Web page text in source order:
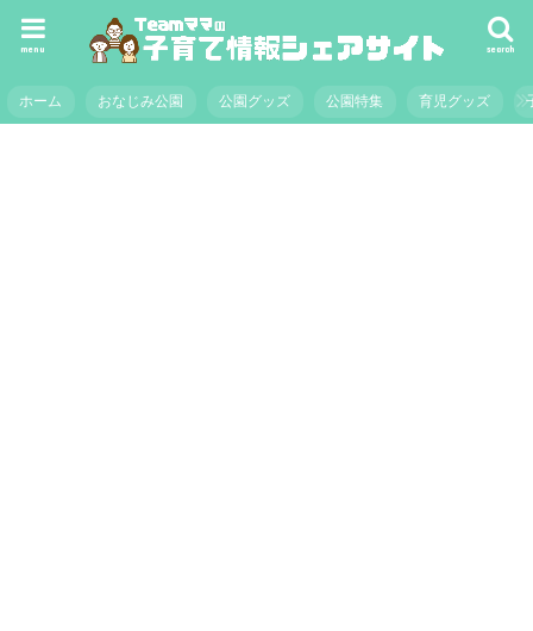
search
menu
ホーム おなじみ公園 公園グッズ 公園特集 育児グッズ